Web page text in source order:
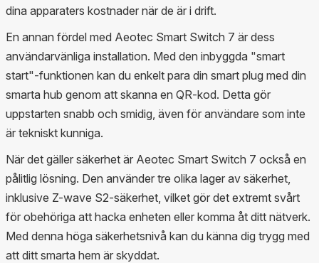
dina apparaters kostnader när de är i drift.
En annan fördel med Aeotec Smart Switch 7 är dess
användarvänliga installation. Med den inbyggda "smart
start"-funktionen kan du enkelt para din smart plug med din
smarta hub genom att skanna en QR-kod. Detta gör
uppstarten snabb och smidig, även för användare som inte
är tekniskt kunniga.
När det gäller säkerhet är Aeotec Smart Switch 7 också en
pålitlig lösning. Den använder tre olika lager av säkerhet,
inklusive Z-wave S2-säkerhet, vilket gör det extremt svårt
för obehöriga att hacka enheten eller komma åt ditt nätverk.
Med denna höga säkerhetsnivå kan du känna dig trygg med
att ditt smarta hem är skyddat.